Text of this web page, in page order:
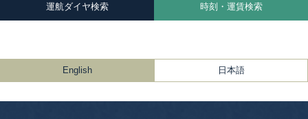
運航ダイヤ検索 時刻・運賃検索
English 日本語